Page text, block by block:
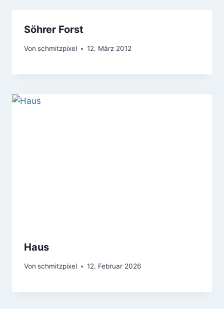
Söhrer Forst
Von schmitzpixel 12. März 2012
Haus
Von schmitzpixel 12. Februar 2026